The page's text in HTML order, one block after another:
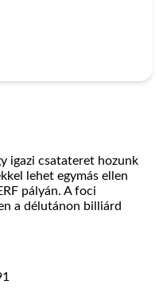
igazi csatateret hozunk
lehet egymás ellen
pályán. A foci
a délutánon billiárd